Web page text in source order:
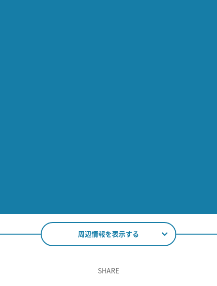
周辺情報を表示する
SHARE